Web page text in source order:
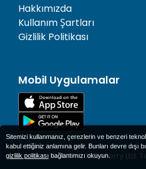
Hakkımızda
Kullanım Şartları
Gizlilik Politikası
Mobil Uygulamalar
© 1977-2026AFerry Ltd.
Sitemizi kullanmanız, çerezlerin ve benzeri
kabul ettiğiniz anlamına gelir. Bunları devre dışı
gizlilik politikası bağlantımızı okuyun.